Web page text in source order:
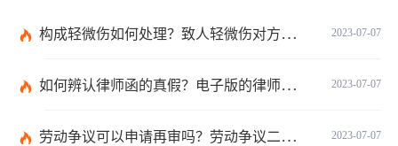
2023-07-07
构成轻微伤如何处理？致人轻微伤对方不出院讹人怎么办？
2023-07-07
如何辨认律师函的真假？电子版的律师函是真的吗？
2023-07-07
劳动争议可以申请再审吗？劳动争议二审后还可以上诉吗？